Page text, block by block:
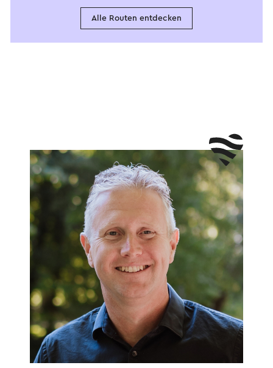
Alle Routen entdecken